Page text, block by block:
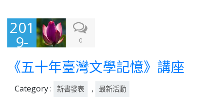
201
9-
02-
01
0
《五十年臺灣文學記憶》講座
Category : 新書發表 , 最新活動